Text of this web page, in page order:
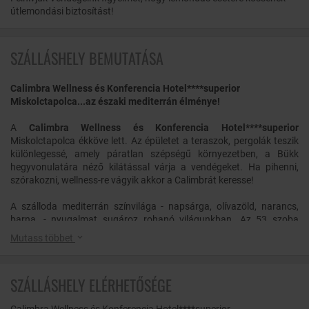
útlemondási biztosítást!
SZÁLLÁSHELY BEMUTATÁSA
Calimbra Wellness és Konferencia Hotel****superior
Miskolctapolca...az északi mediterrán élménye!
A Calimbra Wellness és Konferencia Hotel****superior
Miskolctapolca ékköve lett. Az épületet a teraszok, pergolák teszik
különlegessé, amely páratlan szépségű környezetben, a Bükk
hegyvonulatára néző kilátással várja a vendégeket. Ha pihenni,
szórakozni, wellness-re vágyik akkor a Calimbrát keresse!
A szálloda mediterrán színvilága - napsárga, olívazöld, narancs,
barna, - nyugalmat sugároz rohanó világunkban. Az 53 szoba
nyugtató hangulattal, a jázmin, a bogáncs és a komló elegáns
színeivel, bézs és pezsgő színű stílusos bútorokkal, modern
de luxe apartmannal, 2 db exkluzív apartmannal szolgálja a
Mutass többet
SZÁLLÁSHELY ELÉRHETŐSÉGE